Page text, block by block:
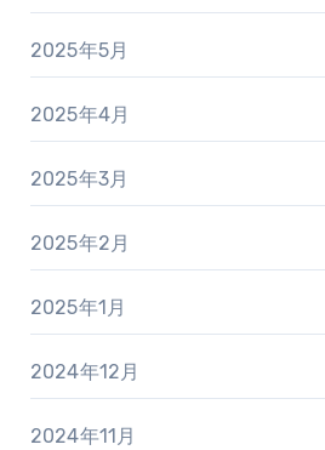
2025年5月
2025年4月
2025年3月
2025年2月
2025年1月
2024年12月
2024年11月